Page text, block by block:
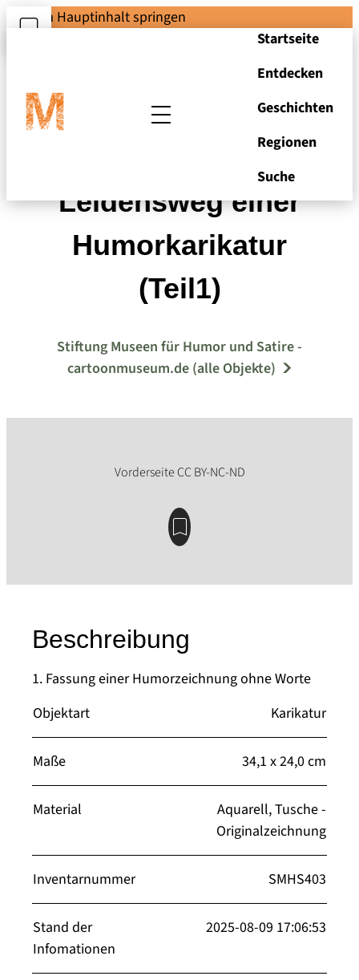
Zum Hauptinhalt springen
Startseite
Entdecken
Geschichten
Regionen
Suche
Manfred Bofinger -
Leidensweg einer
Humorkarikatur
(Teil1)
Stiftung Museen für Humor und Satire -
cartoonmuseum.de (alle Objekte)
Beschreibung
1. Fassung einer Humorzeichnung ohne Worte
Objektart
Karikatur
Maße 34,1 x 24,0 cm
Material
Aquarell, Tusche -
Originalzeichnung
Inventarnummer SMHS403
Stand der
Infomationen
2025-08-09 17:06:53